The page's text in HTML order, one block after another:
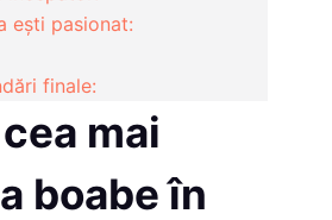
ești pasionat:
finale:
mai
boabe în